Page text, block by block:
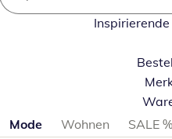
Produktkategorien
Mode Wohnen SALE %